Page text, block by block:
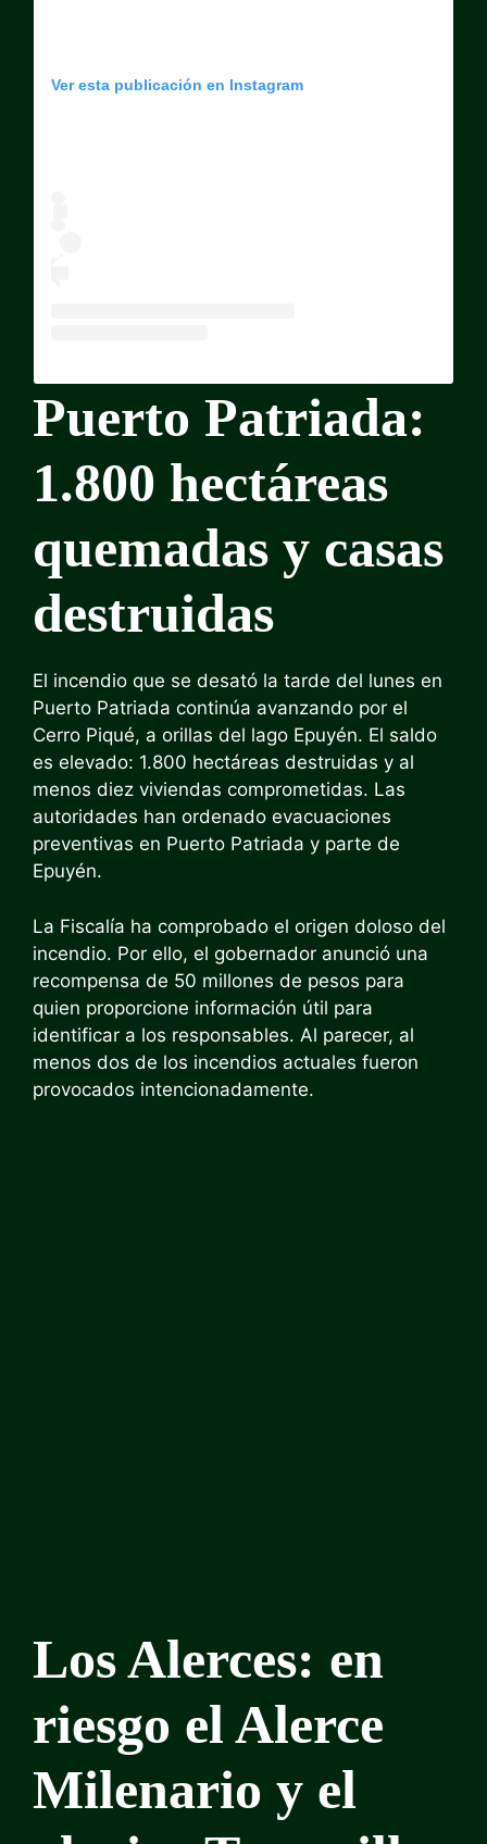
Ver esta publicación en Instagram
Puerto Patriada:
1.800 hectáreas
quemadas y casas
destruidas
El incendio que se desató la tarde del lunes en
Puerto Patriada continúa avanzando por el
Cerro Piqué, a orillas del lago Epuyén. El saldo
es elevado: 1.800 hectáreas destruidas y al
menos diez viviendas comprometidas. Las
autoridades han ordenado evacuaciones
preventivas en Puerto Patriada y parte de
Epuyén.
La Fiscalía ha comprobado el origen doloso del
incendio. Por ello, el gobernador anunció una
recompensa de 50 millones de pesos para
quien proporcione información útil para
identificar a los responsables. Al parecer, al
menos dos de los incendios actuales fueron
provocados intencionadamente.
Los Alerces: en
riesgo el Alerce
Milenario y el